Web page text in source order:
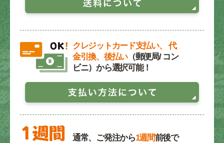
クレジットカード支払い、 代
金引換、後払い（郵便局/ コン
ビニ）から選択可能！
通常、ご発注から1週間前後で